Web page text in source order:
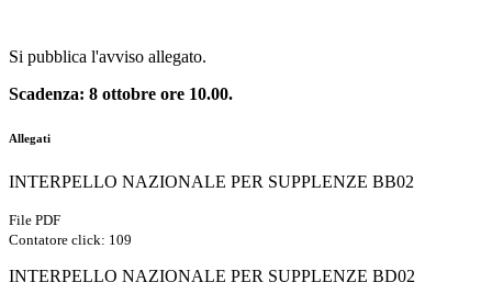
Si pubblica l'avviso allegato.
Scadenza: 8 ottobre ore 10.00.
Allegati
INTERPELLO NAZIONALE PER SUPPLENZE BB02
File PDF
Contatore click: 109
INTERPELLO NAZIONALE PER SUPPLENZE BD02